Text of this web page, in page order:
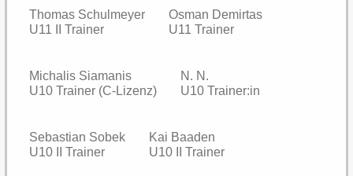
Thomas Schulmeyer
U11 II Trainer
Osman Demirtas
U11 Trainer
Michalis Siamanis
U10 Trainer (C-Lizenz)
N. N.
U10 Trainer:in
Sebastian Sobek
U10 II Trainer
Kai Baaden
U10 II Trainer